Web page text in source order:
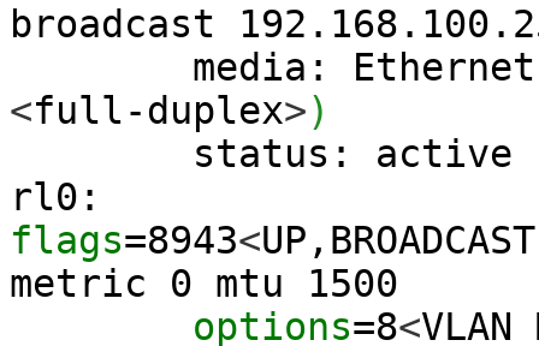
broadcast
media: Ethernet
<full-duplex>)
status: active
rl0:
flags=8943<
metric 0 mtu 1500
options=8<